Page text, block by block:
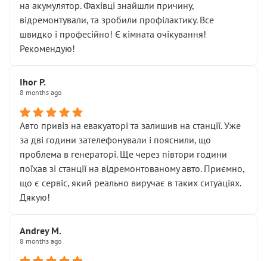
зауваження гроші за цю “послугу” повернули, що
лише підтвердило мою правоту.
Але головне — я виїжджаю з боксу, і скрип у гальмах
залишився таким самим, як і був. Тобто оплачена
Далі ситуація тільки погіршилась:
• сказали, що тепер “потрібно знімати колеса”
• що біля авто стояти вже не можна
• почали озвучувати купу додаткових робіт без
чіткого пояснення
( ну все зняли та доробили) дякую!
Окремий момент, який виглядає абсурдно:
мені заявили, що бачок гальмівної рідини потрібно
міняти разом із головним гальмівним циліндром у
Для людини, яка хоча б трохи розуміється на техніці,
це звучить як мінімум непрофесійно, а як максимум —
спроба продати дорогий вузол замість елементарних
на акумулятор. Фахівці знайшли причину,
відремонтували, та зробили профілактику. Все
швидко і професійно! Є кімната очікування!
Рекомендую!
Ihor P.
8 months ago
Авто привіз на евакуаторі та залишив на станції. Уже
за дві години зателефонували і пояснили, що
проблема в генераторі. Ще через півтори години
поїхав зі станції на відремонтованому авто. Приємно,
що є сервіс, який реально виручає в таких ситуаціях.
Дякую!
Andrey M.
8 months ago